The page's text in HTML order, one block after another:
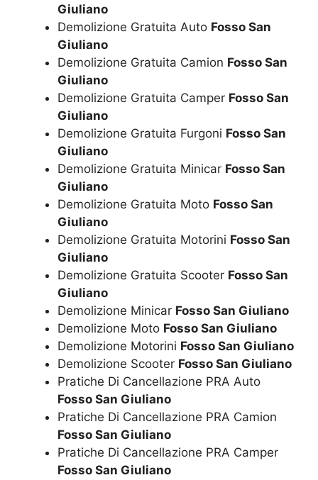
Giuliano
Demolizione Gratuita Auto Fosso San
Giuliano
Demolizione Gratuita Camion Fosso San
Giuliano
Demolizione Gratuita Camper Fosso San
Giuliano
Demolizione Gratuita Furgoni Fosso San
Giuliano
Demolizione Gratuita Minicar Fosso San
Giuliano
Demolizione Gratuita Moto Fosso San
Giuliano
Demolizione Gratuita Motorini Fosso San
Giuliano
Demolizione Gratuita Scooter Fosso San
Giuliano
Demolizione Minicar Fosso San Giuliano
Demolizione Moto Fosso San Giuliano
Demolizione Motorini Fosso San Giuliano
Demolizione Scooter Fosso San Giuliano
Pratiche Di Cancellazione PRA Auto
Fosso San Giuliano
Pratiche Di Cancellazione PRA Camion
Fosso San Giuliano
Pratiche Di Cancellazione PRA Camper
Fosso San Giuliano